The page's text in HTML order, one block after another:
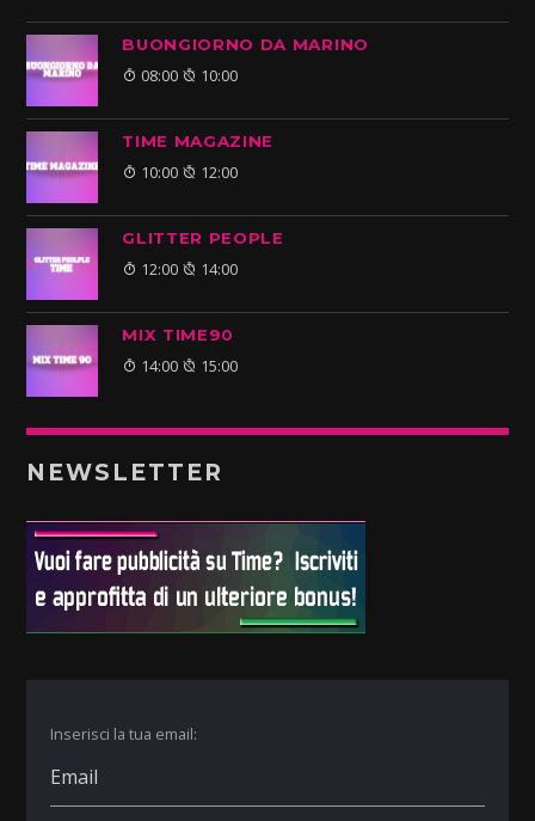
BUONGIORNO DA MARINO
08:00 10:00
TIME MAGAZINE
10:00 12:00
GLITTER PEOPLE
12:00 14:00
MIX TIME90
14:00 15:00
NEWSLETTER
Inserisci la tua email: